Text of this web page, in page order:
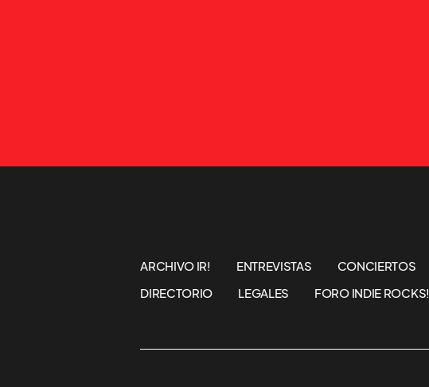
ARCHIVO IR! ENTREVISTAS CONCIERTOS
DIRECTORIO
LEGALES FORO INDIE ROCKS!